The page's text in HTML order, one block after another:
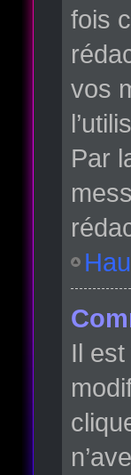
fois
vos
Par
Il